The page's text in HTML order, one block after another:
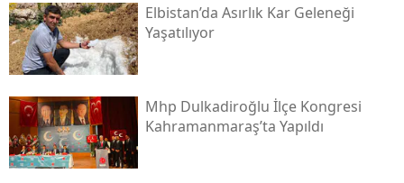
Elbistan’da Asırlık Kar Geleneği
Yaşatılıyor
Mhp Dulkadiroğlu İlçe Kongresi
Kahramanmaraş’ta Yapıldı